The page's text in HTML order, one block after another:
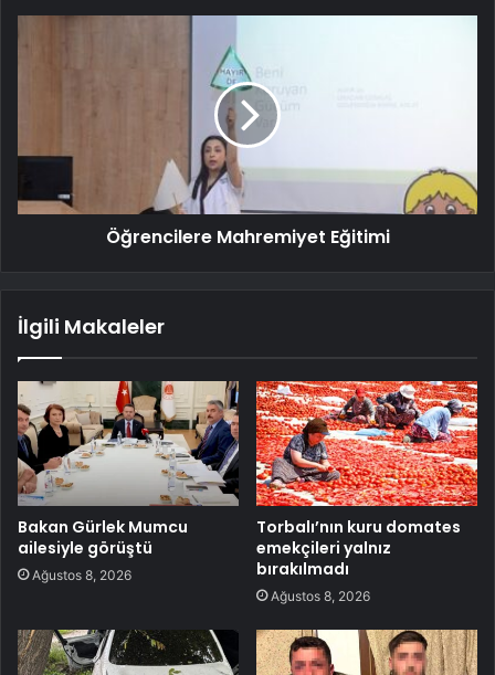
Öğrencilere Mahremiyet Eğitimi
İlgili Makaleler
Bakan Gürlek Mumcu
ailesiyle görüştü
Ağustos 8, 2026
Torbalı’nın kuru domates
emekçileri yalnız
bırakılmadı
Ağustos 8, 2026